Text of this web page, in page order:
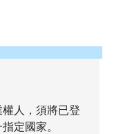
人，須將已登
定國家。